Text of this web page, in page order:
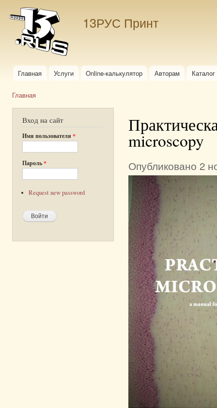
13РУС Принт
Главное меню
Главная Услуги Online-калькулятор Авторам
Главная
Вход на сайт
Имя пользователя *
Пароль*
Request new password
microscopy
Опубликовано 2